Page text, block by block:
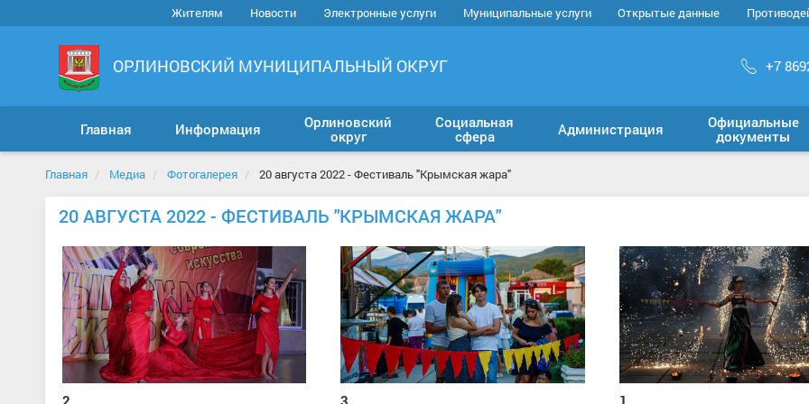
Жителям Новости Электронные услуги Муниципальные услуги Открытые данные
ОРЛИНОВСКИЙ МУНИЦИПАЛЬНЫЙ ОКРУГ +7
Главная Информация
Орлиновский
округ
Социальная
сфера
Администрация
Официальные
документы
Главная Медиа Фотогалерея 20 августа 2022 - Фестиваль "Крымская жара"
20 АВГУСТА 2022 - ФЕСТИВАЛЬ "КРЫМСКАЯ ЖАРА"
2 3 1